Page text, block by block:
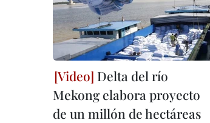
Delta del río
Mekong elabora proyecto
de un millón de hectáreas